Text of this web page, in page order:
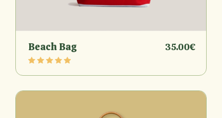
Beach Bag 35.00€